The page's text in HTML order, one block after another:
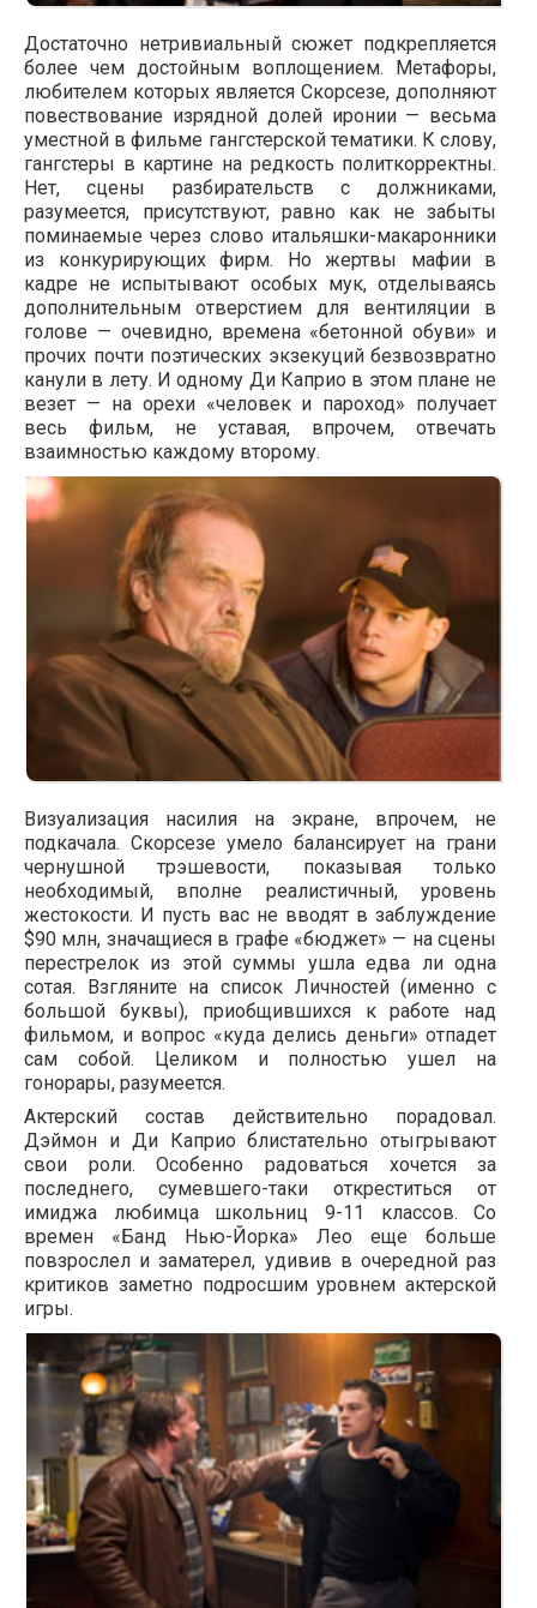
Достаточно нетривиальный сюжет подкрепляется
более чем достойным воплощением. Метафоры,
любителем которых является Скорсезе, дополняют
повествование изрядной долей иронии — весьма
уместной в фильме гангстерской тематики. К слову,
гангстеры в картине на редкость политкорректны.
Нет, сцены разбирательств с должниками,
разумеется, присутствуют, равно как не забыты
поминаемые через слово итальяшки-макаронники
из конкурирующих фирм. Но жертвы мафии в
кадре не испытывают особых мук, отделываясь
дополнительным отверстием для вентиляции в
голове — очевидно, времена «бетонной обуви» и
прочих почти поэтических экзекуций безвозвратно
канули в лету. И одному Ди Каприо в этом плане не
везет — на орехи «человек и пароход» получает
весь фильм, не уставая, впрочем, отвечать
взаимностью каждому второму.
Визуализация насилия на экране, впрочем, не
подкачала. Скорсезе умело балансирует на грани
чернушной трэшевости, показывая только
необходимый, вполне реалистичный, уровень
жестокости. И пусть вас не вводят в заблуждение
$90 млн, значащиеся в графе «бюджет» — на сцены
перестрелок из этой суммы ушла едва ли одна
сотая. Взгляните на список Личностей (именно с
большой буквы), приобщившихся к работе над
фильмом, и вопрос «куда делись деньги» отпадет
сам собой. Целиком и полностью ушел на
гонорары, разумеется.
Актерский состав действительно порадовал.
Дэймон и Ди Каприо блистательно отыгрывают
свои роли. Особенно радоваться хочется за
последнего, сумевшего-таки откреститься от
имиджа любимца школьниц 9-11 классов. Со
времен «Банд Нью-Йорка» Лео еще больше
повзрослел и заматерел, удивив в очередной раз
критиков заметно подросшим уровнем актерской
игры.